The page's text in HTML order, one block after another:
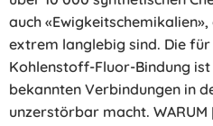
auch
extrem langlebig sind. Die
Kohlenstoff-Fluor-Bindung
bekannten Verbindungen in
unzerstörbar macht.